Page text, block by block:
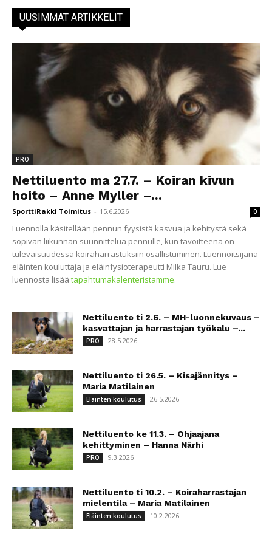
UUSIMMAT ARTIKKELIT
PRO
Nettiluento ma 27.7. – Koiran kivun
hoito – Anne Myller –...
SporttiRakki Toimitus - 15.6.2026 0
Luennolla käsitellään pennun fyysistä kasvua ja kehitystä sekä
sopivan liikunnan suunnittelua pennulle, kun tavoitteena on
tulevaisuudessa koiraharrastuksiin osallistuminen. Luennoitsijana
eläinten kouluttaja ja eläinfysioterapeutti Milka Tauru. Lue
luennosta lisää tapahtumakalenteristamme.
Nettiluento ti 2.6. – MH-luonnekuvaus –
kasvattajan ja harrastajan työkalu –...
PRO 28.5.2026
Nettiluento ti 26.5. – Kisajännitys –
Maria Matilainen
Eläinten koulutus 26.5.2026
Nettiluento ke 11.3. – Ohjaajana
kehittyminen – Hanna Närhi
PRO 9.3.2026
Nettiluento ti 10.2. – Koiraharrastajan
mielentila – Maria Matilainen
Eläinten koulutus 10.2.2026